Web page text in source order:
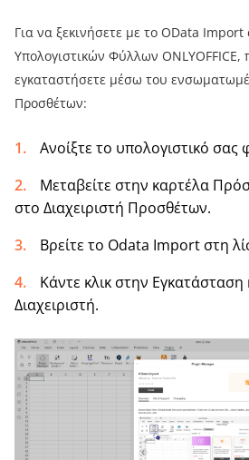
Για να ξεκινήσετε με το OData
Υπολογιστικών Φύλλων ONLYOFFICE,
εγκαταστήσετε μέσω του
Προσθέτων:
Ανοίξτε το υπολογιστικό σας
Μεταβείτε στην καρτέλα
στο Διαχειριστή Προσθέτων.
Βρείτε το Odata Import στη
Κάντε κλικ στην Εγκατάσταση
Διαχειριστή.